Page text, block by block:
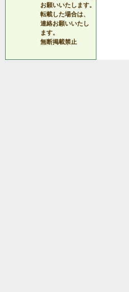
お願いいたします。
転載した場合は、
連絡お願いいたし
ます。
無断掲載禁止